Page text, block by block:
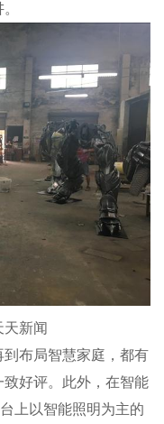
新闻
布局智慧家庭，都有
好评。此外，在智能
上以智能照明为主的